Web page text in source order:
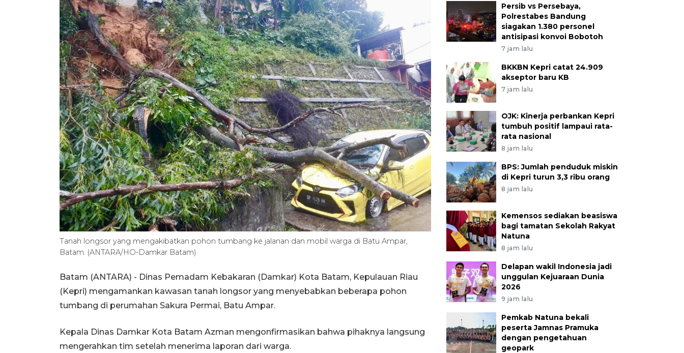
Tanah longsor yang mengakibatkan pohon tumbang ke jalanan dan mobil warga di Batu Ampar,
Batam. (ANTARA/HO-Damkar Batam)
Batam (ANTARA) - Dinas Pemadam Kebakaran (Damkar) Kota Batam, Kepulauan Riau
(Kepri) mengamankan kawasan tanah longsor yang menyebabkan beberapa pohon
tumbang di perumahan Sakura Permai, Batu Ampar.
Kepala Dinas Damkar Kota Batam Azman mengonfirmasikan bahwa pihaknya langsung
mengerahkan tim setelah menerima laporan dari warga.
Persib vs Persebaya,
Polrestabes Bandung
siagakan 1.380 personel
antisipasi konvoi Bobotoh
7 jam lalu
BKKBN Kepri catat 24.909
akseptor baru KB
7 jam lalu
OJK: Kinerja perbankan Kepri
tumbuh positif lampaui rata-
rata nasional
8 jam lalu
BPS: Jumlah penduduk miskin
di Kepri turun 3,3 ribu orang
8 jam lalu
Kemensos sediakan beasiswa
bagi tamatan Sekolah Rakyat
Natuna
8 jam lalu
Delapan wakil Indonesia jadi
unggulan Kejuaraan Dunia
2026
9 jam lalu
Pemkab Natuna bekali
peserta Jamnas Pramuka
dengan pengetahuan
geopark